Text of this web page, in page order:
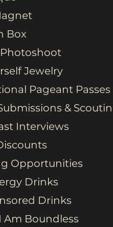
Box
Jewelry
Pageant Passes
&
Interviews
Opportunities
Drinks
Drinks
Boundless